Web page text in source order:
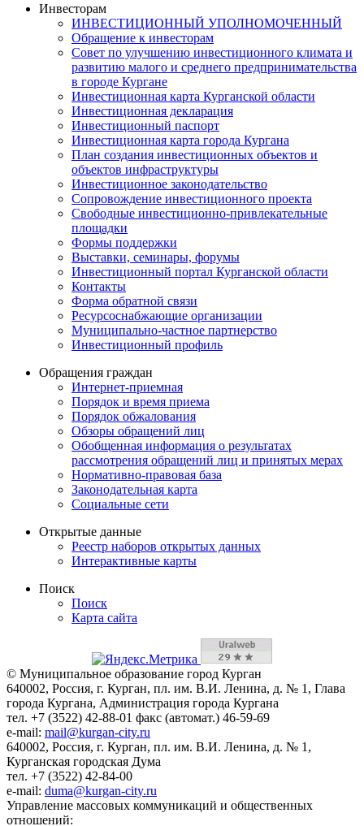
Инвесторам
ИНВЕСТИЦИОННЫЙ УПОЛНОМОЧЕННЫЙ
Обращение к инвесторам
Совет по улучшению инвестиционного климата и
развитию малого и среднего предпринимательства
в городе Кургане
Инвестиционная карта Курганской области
Инвестиционная декларация
Инвестиционный паспорт
Инвестиционная карта города Кургана
План создания инвестиционных объектов и
объектов инфраструктуры
Инвестиционное законодательство
Сопровождение инвестиционного проекта
Свободные инвестиционно-привлекательные
площадки
Формы поддержки
Выставки, семинары, форумы
Инвестиционный портал Курганской области
Контакты
Форма обратной связи
Ресурсоснабжающие организации
Муниципально-частное партнерство
Инвестиционный профиль
Обращения граждан
Интернет-приемная
Порядок и время приема
Порядок обжалования
Обзоры обращений лиц
Обобщенная информация о результатах
рассмотрения обращений лиц и принятых мерах
Нормативно-правовая база
Законодательная карта
Социальные сети
Открытые данные
Реестр наборов открытых данных
Интерактивные карты
Поиск
Поиск
Карта сайта
© Муниципальное образование город Курган
640002, Россия, г. Курган, пл. им. В.И. Ленина, д. № 1, Глава
города Кургана, Администрация города Кургана
тел. +7 (3522) 42-88-01 факс (автомат.) 46-59-69
e-mail: mail@kurgan-city.ru
640002, Россия, г. Курган, пл. им. В.И. Ленина, д. № 1,
Курганская городская Дума
тел. +7 (3522) 42-84-00
e-mail: duma@kurgan-city.ru
Управление массовых коммуникаций и общественных
отношений: